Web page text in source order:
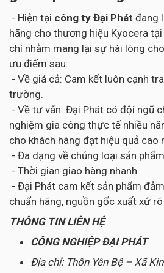
- Hiện tại công ty Đại Phát đang
hãng cho thương hiệu Kyocera
chí nhằm mang lại sự hài lòng
ưu điểm sau:
- Về giá cả: Cam kết luôn cạnh
trường.
- Về tư vấn: Đại Phát có đội ngũ
nghiệm gia công thực tế nhiều
cho khách hàng đạt hiệu quả cao
- Đa dạng về chủng loại sản
- Thời gian giao hàng nhanh.
- Đại Phát cam kết sản phẩm
chuẩn hãng, nguồn gốc xuất xứ rõ
THÔNG TIN LIÊN HỆ
CÔNG NGHIỆP ĐẠI PHÁT
Địa chỉ: Thôn Yên Bệ – Xã